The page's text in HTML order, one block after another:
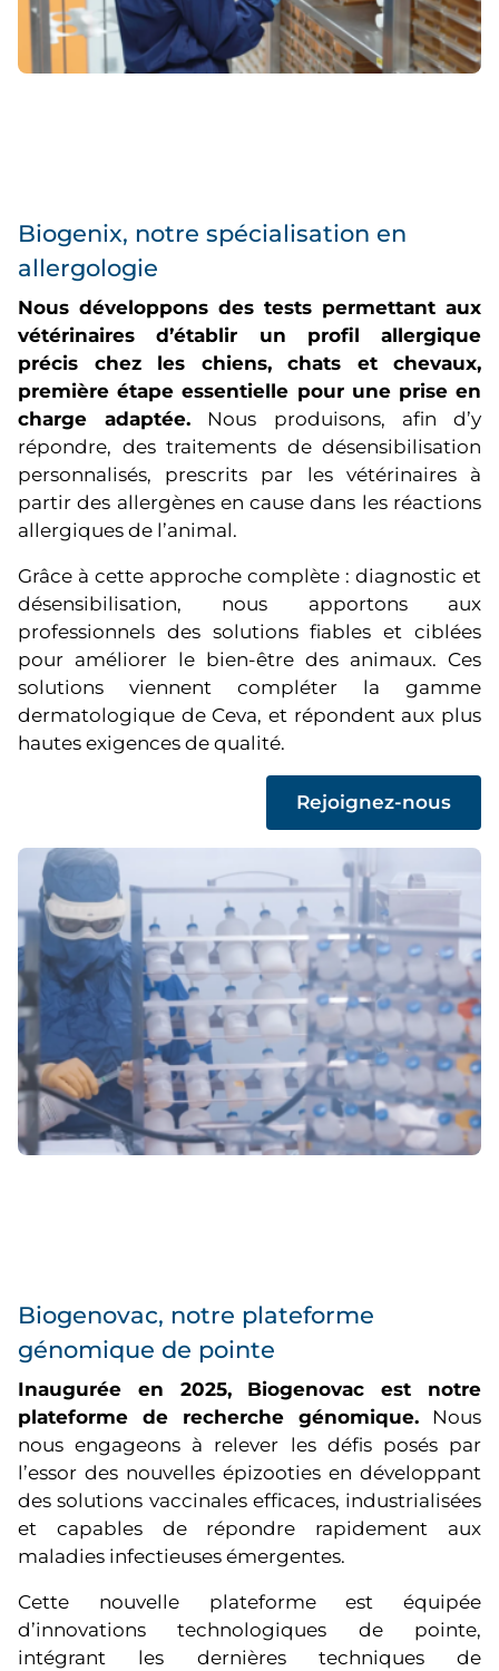
Biogenix, notre spécialisation en
allergologie
Nous développons des tests permettant aux
vétérinaires d’établir un profil allergique
précis chez les chiens, chats et chevaux,
première étape essentielle pour une prise en
charge adaptée. Nous produisons, afin d’y
répondre, des traitements de désensibilisation
personnalisés, prescrits par les vétérinaires à
partir des allergènes en cause dans les réactions
allergiques de l’animal.
Grâce à cette approche complète : diagnostic et
désensibilisation, nous apportons aux
professionnels des solutions fiables et ciblées
pour améliorer le bien-être des animaux. Ces
solutions viennent compléter la gamme
dermatologique de Ceva, et répondent aux plus
hautes exigences de qualité.
Rejoignez-nous
Biogenovac, notre plateforme
génomique de pointe
Inaugurée en 2025, Biogenovac est notre
plateforme de recherche génomique. Nous
nous engageons à relever les défis posés par
l’essor des nouvelles épizooties en développant
des solutions vaccinales efficaces, industrialisées
et capables de répondre rapidement aux
maladies infectieuses émergentes.
Cette nouvelle plateforme est équipée
d’innovations technologiques de pointe,
intégrant les dernières techniques de